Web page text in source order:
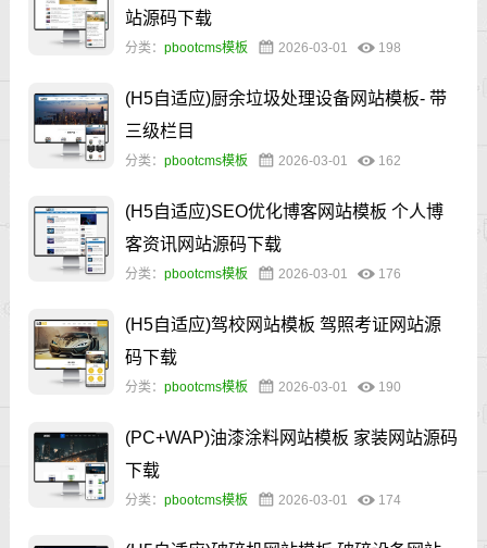
站源码下载
分类：pbootcms模板 2026-03-01 198
(H5自适应)厨余垃圾处理设备网站模板- 带
三级栏目
分类：pbootcms模板 2026-03-01 162
(H5自适应)SEO优化博客网站模板 个人博
客资讯网站源码下载
分类：pbootcms模板 2026-03-01 176
(H5自适应)驾校网站模板 驾照考证网站源
码下载
分类：pbootcms模板 2026-03-01 190
(PC+WAP)油漆涂料网站模板 家装网站源码
下载
分类：pbootcms模板 2026-03-01 174